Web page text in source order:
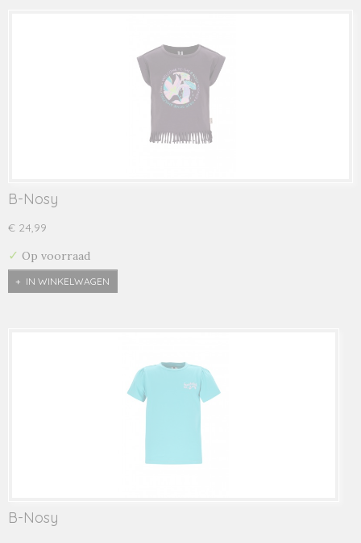
B-Nosy
€ 24,99
✓ Op voorraad
IN WINKELWAGEN
B-Nosy